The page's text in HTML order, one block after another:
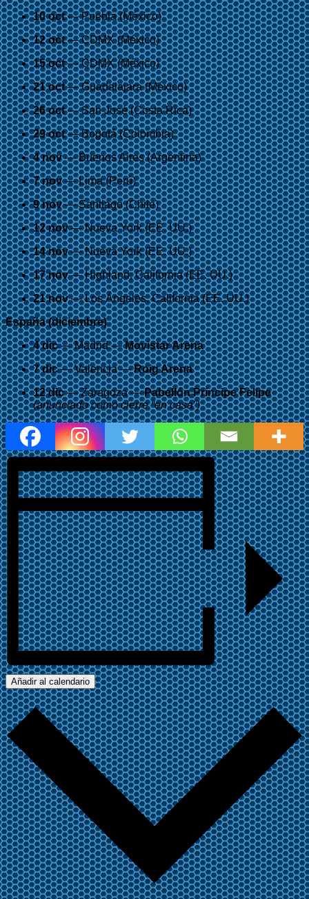
10 oct— Puebla (México)
12 oct— CDMX (México)
15 oct— CDMX (México)
21 oct— Guadalajara (México)
26 oct— San José (Costa Rica)
29 oct— Bogotá (Colombia)
4 nov— Buenos Aires (Argentina)
7 nov— Lima (Perú)
9 nov— Santiago (Chile)
12 nov— Nueva York (EE. UU.)
14 nov— Nueva York (EE. UU.)
17 nov— Highland, California (EE. UU.)
21 nov— Los Ángeles, California (EE. UU.)
España (diciembre)
4 dic— Madrid —Movistar Arena
7 dic— Valencia —Roig Arena
12 dic— Zaragoza —Pabellón Príncipe Felipe
(anunciado como cierre “en casa”)
Añadir al calendario